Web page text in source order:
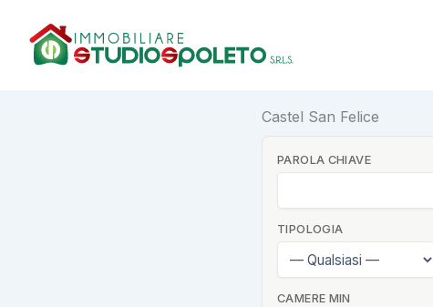
contenuto
Castel San Felice
PAROLA CHIAVE
TIPOLOGIA
CAMERE MIN